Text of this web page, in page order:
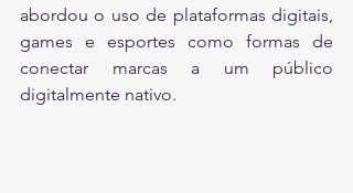
abordou o uso de plataformas digitais,
games e esportes como formas de
conectar marcas a um público
digitalmente nativo.